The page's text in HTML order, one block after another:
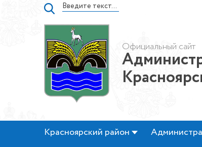
Официальный сайт
Красноярский район